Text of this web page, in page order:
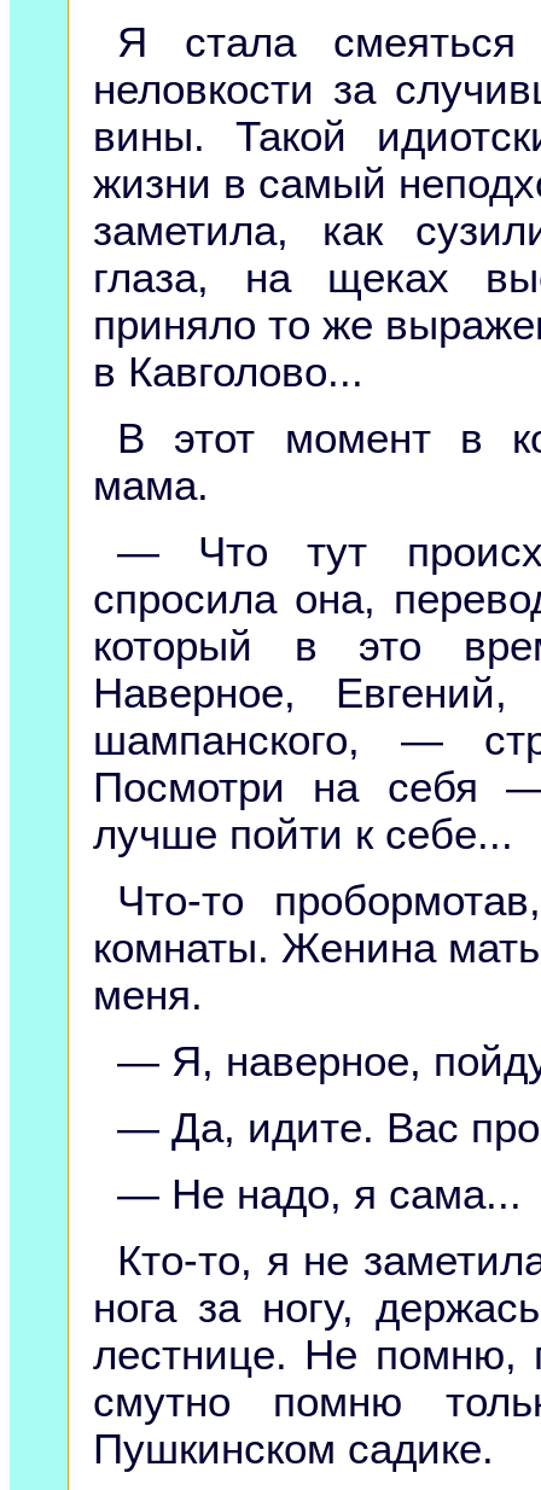
Я стала
неловкости за
вины. Такой
жизни в самый
заметила, как
глаза, на щеках
приняло то же
в Кавголово...
В этот момент в
мама.
— Что тут
спросила она,
который в это
Наверное,
шампанского, —
Посмотри на себя
лучше пойти к себе...
Что-то
комнаты. Женина
меня.
— Я, наверное,
— Да, идите. Вас
— Не надо, я сама...
Кто-то, я не
нога за ногу,
лестнице. Не помню,
смутно помню
Пушкинском садике.